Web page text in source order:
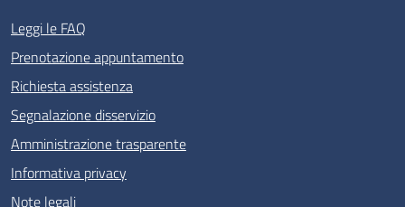
Leggi le FAQ
Prenotazione appuntamento
Richiesta assistenza
Segnalazione disservizio
Amministrazione trasparente
Informativa privacy
Note legali